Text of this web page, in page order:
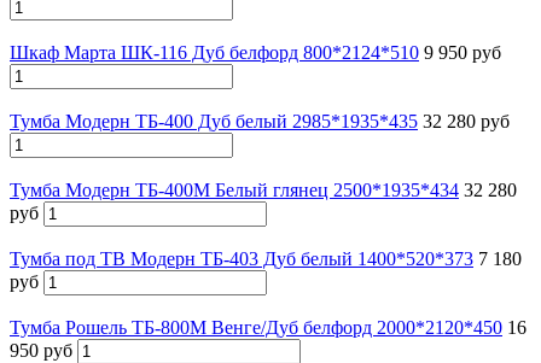
Шкаф Марта ШК-116 Дуб белфорд 800*2124*510 9 950 руб
Тумба Модерн ТБ-400 Дуб белый 2985*1935*435 32 280 руб
Тумба Модерн ТБ-400М Белый глянец 2500*1935*434 32 280
руб
Тумба под ТВ Модерн ТБ-403 Дуб белый 1400*520*373 7 180
руб
Тумба Рошель ТБ-800М Венге/Дуб белфорд 2000*2120*450 16
950 руб